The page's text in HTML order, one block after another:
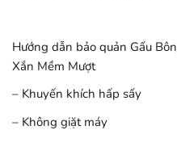
Hướng dẫn bảo quản Gấu
Xắn Mềm Mượt
– Khuyến khích hấp sấy
– Không giặt máy